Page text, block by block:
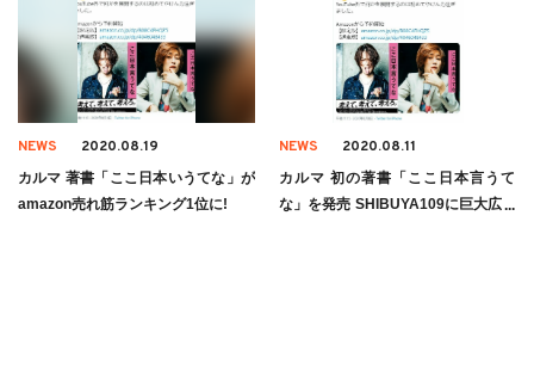
NEWS 2020.08.19
カルマ 著書「ここ日本いうてな」が
amazon売れ筋ランキング1位に!
NEWS 2020.08.11
カルマ 初の著書「ここ日本言うて
な」を発売 SHIBUYA109に巨大広告